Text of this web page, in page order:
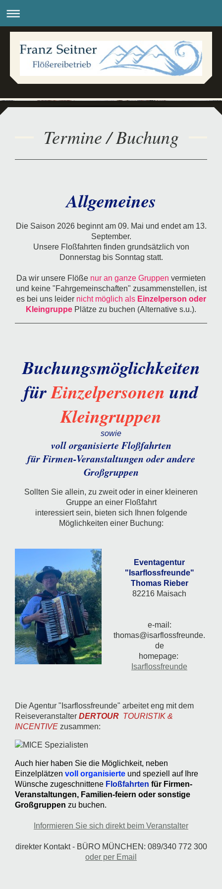
Termine / Buchung
Allgemeines
Die Saison 2026 beginnt am 09. Mai und endet am 13.
September.
Unsere Floßfahrten finden grundsätzlich von
Donnerstag bis Sonntag statt.
Da wir unsere Flöße nur an ganze Gruppen vermieten
und keine "Fahrgemeinschaften" zusammenstellen, ist
es bei uns leider nicht möglich alsEinzelperson oder
Kleingruppe Plätze zu buchen (Alternative s.u.).
Buchungsmöglichkeiten
fürEinzelpersonen und
Kleingruppen
sowie
voll organisierte Floßfahrten
für Firmen-Veranstaltungen oder andere
Großgruppen
Sollten Sie allein, zu zweit oder in einer kleineren
Gruppe an einer Floßfahrt
interessiert sein, bieten sich Ihnen folgende
Möglichkeiten einer Buchung:
Eventagentur
"Isarflossfreunde"
Thomas Rieber
82216 Maisach
e-mail:
thomas@isarflossfreunde.
de
homepage:
Isarflossfreunde
Die Agentur "Isarflossfreunde" arbeitet eng mit dem
Reiseveranstalter DERTOUR TOURISTIK &
INCENTIVE zusammen:
Auch hier haben Sie die Möglichkeit, neben
Einzelplätzen voll organisierte und speziell auf Ihre
Wünsche zugeschnittene Floßfahrten für Firmen-
Veranstaltungen, Familien-feiern oder sonstige
Großgruppen zu buchen.
Informieren Sie sich direkt beim Veranstalter
direkter Kontakt - BÜRO MÜNCHEN: 089/340 772 300
oder per Email